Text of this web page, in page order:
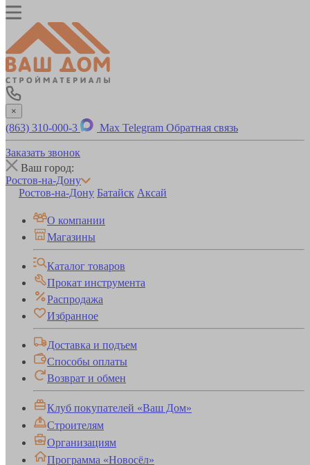
×
(863) 310-000-3 Max Telegram Обратная связь
Заказать звонок
Ваш город:
Ростов-на-Дону
Ростов-на-Дону Батайск Аксай
О компании
Магазины
Каталог товаров
Прокат инструмента
Распродажа
Избранное
Доставка и подъем
Способы оплаты
Возврат и обмен
Клуб покупателей «Ваш Дом»
Строителям
Организациям
Программа «Новосёл»